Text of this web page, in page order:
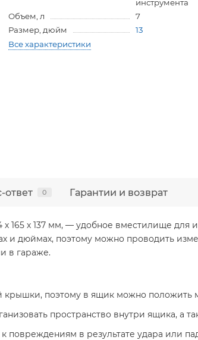
инструмента
Объем, л
7
Размер, дюйм
13
Все характеристики
ответ 0 Гарантии и возврат
165 х 137 мм, — удобное вместилище
и дюймах, поэтому можно проводить
в гараже.
поэтому в ящик можно положить
пространство внутри ящика, а
повреждениям в результате удара или